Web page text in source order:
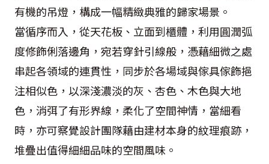
有機的吊燈，構成一幅精緻典雅的歸家場景。
當循序而入，從天花板、立面到櫃體，利用圓潤弧
度修飾俐落邊角，宛若穿針引線般，憑藉細微之處
串起各領域的連貫性，同步於各場域與傢具傢飾挹
注相似色，以深淺濃淡的灰、杏色、木色與大地
色，消弭了有形界線，柔化了空間神情，當細看
時，亦可察覺設計團隊藉由建材本身的紋理痕跡，
堆疊出值得細細品味的空間風味。